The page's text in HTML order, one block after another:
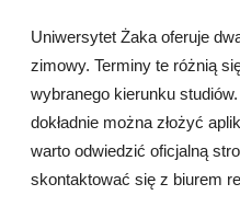
Uniwersytet Żaka oferuje
zimowy. Terminy te różnią
wybranego kierunku
dokładnie można złożyć
warto odwiedzić oficjalną
skontaktować się z biurem